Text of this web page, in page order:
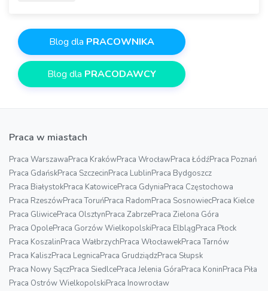
Blog dla PRACOWNIKA
Blog dla PRACODAWCY
Praca w miastach
Praca WarszawaPraca KrakówPraca WrocławPraca ŁódźPraca Poznań
Praca GdańskPraca SzczecinPraca LublinPraca Bydgoszcz
Praca BiałystokPraca KatowicePraca GdyniaPraca Częstochowa
Praca RzeszówPraca ToruńPraca RadomPraca SosnowiecPraca Kielce
Praca GliwicePraca OlsztynPraca ZabrzePraca Zielona Góra
Praca OpolePraca Gorzów WielkopolskiPraca ElblągPraca Płock
Praca KoszalinPraca WałbrzychPraca WłocławekPraca Tarnów
Praca KaliszPraca LegnicaPraca GrudziądzPraca Słupsk
Praca Nowy SączPraca SiedlcePraca Jelenia GóraPraca KoninPraca Piła
Praca Ostrów WielkopolskiPraca Inowrocław